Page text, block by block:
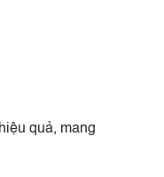
quả, mang